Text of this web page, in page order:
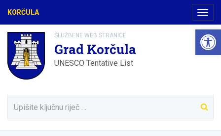
KORČULA
SLUŽBENE WEB STRANICE
Grad Korčula
UNESCO Tentative List